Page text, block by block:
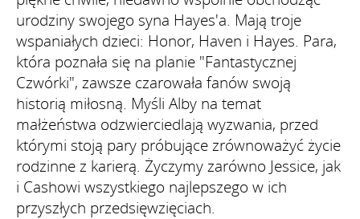
urodziny swojego syna Hayes'a. Mają troje
wspaniałych dzieci: Honor, Haven i Hayes. Para,
która poznała się na planie "Fantastycznej
Czwórki", zawsze czarowała fanów swoją
historią miłosną. Myśli Alby na temat
małżeństwa odzwierciedlają wyzwania, przed
którymi stoją pary próbujące zrównoważyć życie
rodzinne z karierą. Życzymy zarówno Jessice, jak
i Cashowi wszystkiego najlepszego w ich
przyszłych przedsięwzięciach.